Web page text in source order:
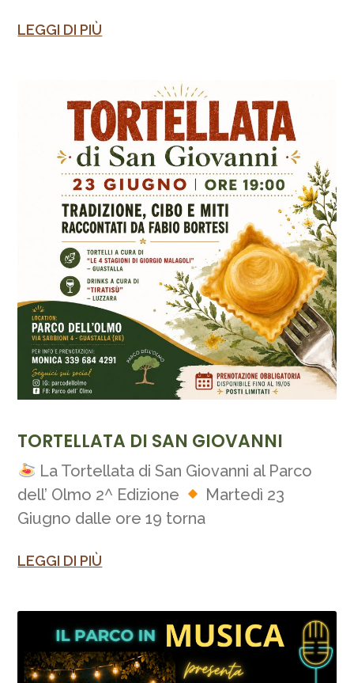
LEGGI DI PIÙ
TORTELLATA DI SAN GIOVANNI
La Tortellata di San Giovanni al Parco
dell’ Olmo 2^ Edizione
Martedì 23
Giugno dalle ore 19 torna
LEGGI DI PIÙ